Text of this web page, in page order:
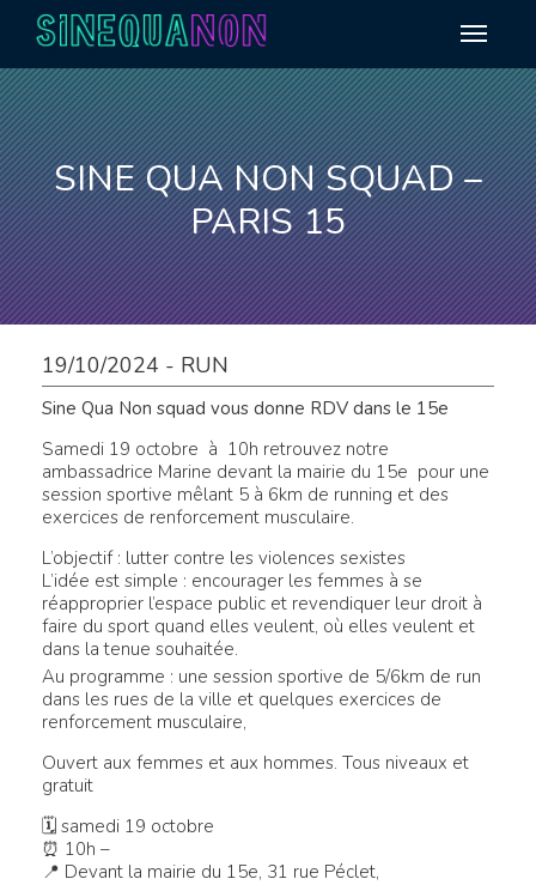
Aller au contenu
SINE QUA NON SQUAD –
PARIS 15
19/10/2024 - RUN
Sine Qua Non squad vous donne RDV dans le 15e
Samedi 19 octobre à 10h retrouvez notre
ambassadrice Marine devant la mairie du 15e pour une
session sportive mêlant 5 à 6km de running et des
exercices de renforcement musculaire.
L’objectif : lutter contre les violences sexistes
L’idée est simple : encourager les femmes à se
réapproprier l’espace public et revendiquer leur droit à
faire du sport quand elles veulent, où elles veulent et
dans la tenue souhaitée.
Au programme : une session sportive de 5/6km de run
dans les rues de la ville et quelques exercices de
renforcement musculaire,
Ouvert aux femmes et aux hommes. Tous niveaux et
gratuit
🗓 samedi 19 octobre
⏰ 10h –
📍 Devant la mairie du 15e, 31 rue Péclet,